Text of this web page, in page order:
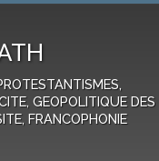
GEOPOLITIQUE DES
FRANCOPHONIE